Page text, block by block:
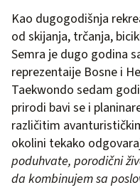
Kao dugogodišnja
od skijanja, trčanja,
Semra je dugo godina
reprezentaije Bosne i
Taekwondo sedam
prirodi bavi se i
različitim
okolini tekako
poduhvate, porodični
da kombinujem sa